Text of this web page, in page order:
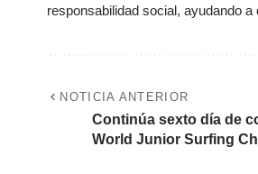
responsabilidad social, ayudando
NOTICIA ANTERIOR
Continúa sexto día de
World Junior Surfing